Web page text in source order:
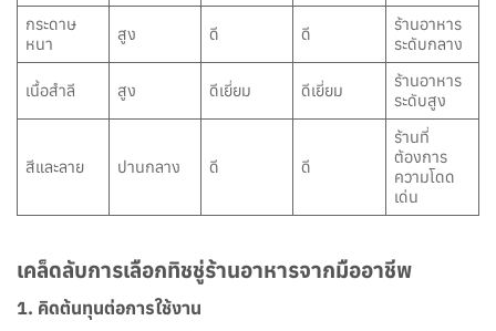
กระดาษ
หนา
สูง ดี ดี
ร้านอาหาร
ระดับกลาง
เนื้อสำลี สูง ดีเยี่ยม ดีเยี่ยม
ร้านอาหาร
ระดับสูง
สีและลาย ปานกลาง ดี ดี
ร้านที่
ต้องการ
ความโดด
เด่น
เคล็ดลับการเลือกทิชชู่ร้านอาหารจากมืออาชีพ
1. คิดต้นทุนต่อการใช้งาน